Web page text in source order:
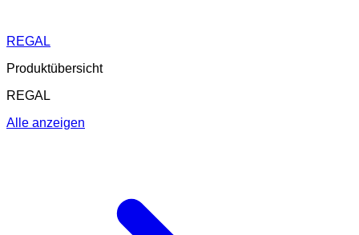
REGAL
Produktübersicht
REGAL
Alle anzeigen